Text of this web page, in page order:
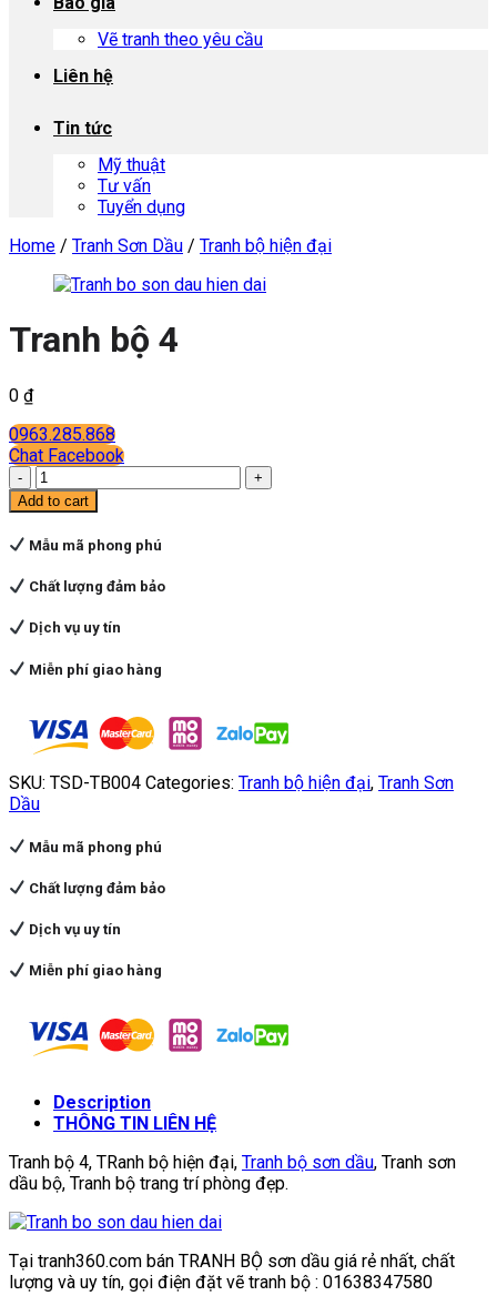
Vẽ tranh theo yêu cầu
Liên hệ
Tin tức
Mỹ thuật
Tư vấn
Tuyển dụng
Home / Tranh Sơn Dầu / Tranh bộ hiện đại
Tranh bộ 4
0 ₫
0963.285.868
Chat Facebook
Tranh
bộ
4
quantity
Add to cart
Mẫu mã phong phú
Chất lượng đảm bảo
Dịch vụ uy tín
Miễn phí giao hàng
SKU: TSD-TB004 Categories: Tranh bộ hiện đại, Tranh Sơn
Dầu
Mẫu mã phong phú
Chất lượng đảm bảo
Dịch vụ uy tín
Miễn phí giao hàng
Description
THÔNG TIN LIÊN HỆ
Tranh bộ 4, TRanh bộ hiện đại, Tranh bộ sơn dầu, Tranh sơn
dầu bộ, Tranh bộ trang trí phòng đẹp.
Tại tranh360.com bán TRANH BỘ sơn dầu giá rẻ nhất, chất
lượng và uy tín, gọi điện đặt vẽ tranh bộ : 01638347580